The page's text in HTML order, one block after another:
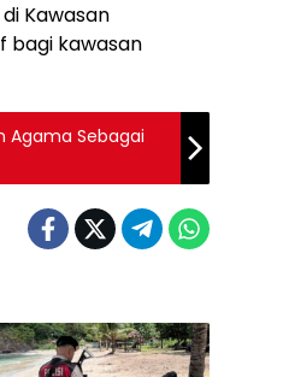
Kawasan
bagi kawasan
Agama Sebagai